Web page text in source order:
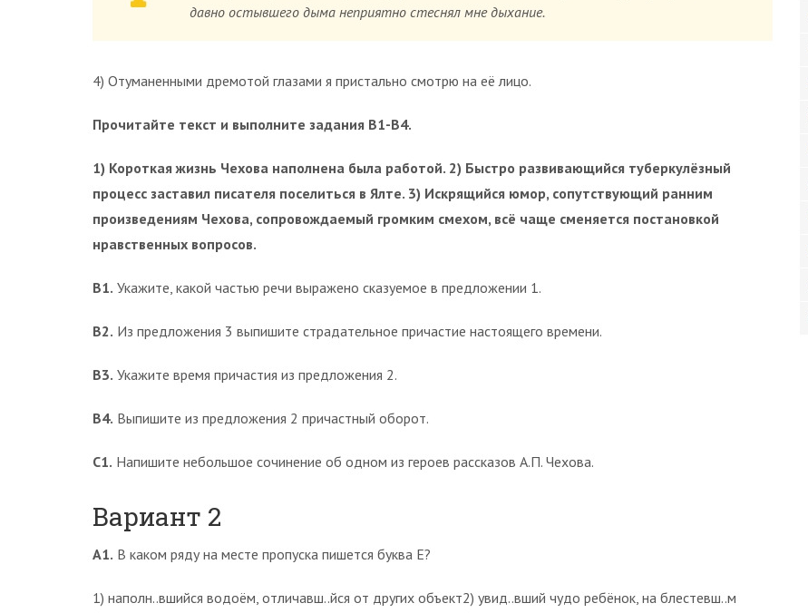
давно остывшего дыма неприятно стеснял мне дыхание.
4) Отуманенными дремотой глазами я пристально смотрю на её лицо.
Прочитайте текст и выполните задания В1-В4.
1) Короткая жизнь Чехова наполнена была работой. 2) Быстро развивающийся туберкулёзный
процесс заставил писателя поселиться в Ялте. 3) Искрящийся юмор, сопутст­вующий ранним
произведениям Чехова, сопровождаемый громким смехом, всё чаще сменяется постановкой
нравст­венных вопросов.
В1. Укажите, какой частью речи выражено сказуемое в предложении 1.
В2. Из предложения 3 выпишите страдательное причастие настоящего времени.
В3. Укажите время причастия из предложения 2.
В4. Выпишите из предложения 2 причастный оборот.
С1. Напишите небольшое сочинение об одном из героев рас­сказов А.П. Чехова.
Вариант 2
А1. В каком ряду на месте пропуска пишется буква Е?
1) наполн..вшийся водоём, отличавш..йся от других объект2) увид..вший чудо ребёнок, на блестевш..м